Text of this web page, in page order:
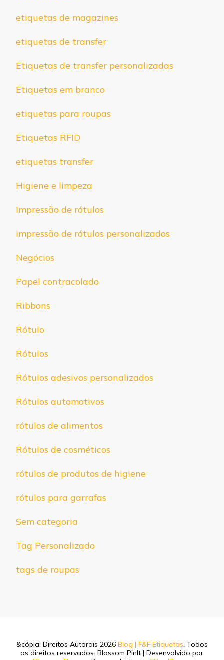
etiquetas de magazines
etiquetas de transfer
Etiquetas de transfer personalizadas
Etiquetas em branco
etiquetas para roupas
Etiquetas RFID
etiquetas transfer
Higiene e limpeza
Impressão de rótulos
impressão de rótulos personalizados
Negócios
Papel contracolado
Ribbons
Rótulo
Rótulos
Rótulos adesivos personalizados
Rótulos automotivos
rótulos de alimentos
Rótulos de cosméticos
rótulos de produtos de higiene
rótulos para garrafas
Sem categoria
Tag Personalizado
tags de roupas
&cópia; Direitos Autorais 2026 Blog | F&F Etiquetas. Todos
os direitos reservados. Blossom PinIt | Desenvolvido por